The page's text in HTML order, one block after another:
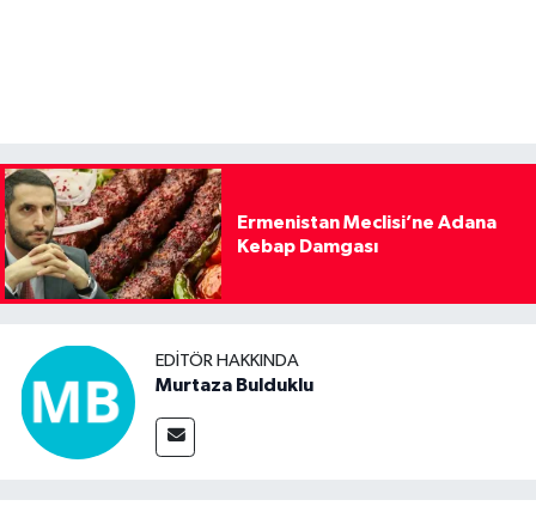
Ermenistan Meclisi’ne Adana
Kebap Damgası
EDITÖR HAKKINDA
Murtaza Bulduklu